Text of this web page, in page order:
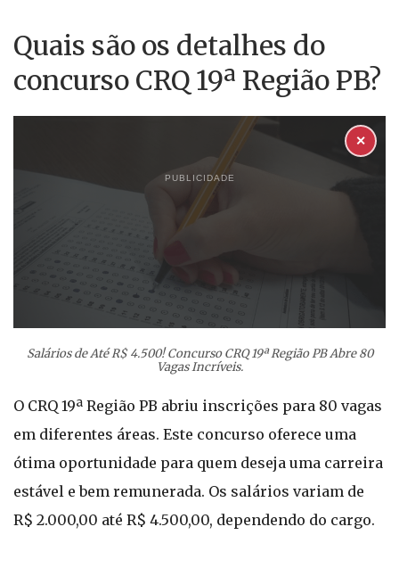
Quais são os detalhes do
concurso CRQ 19ª Região PB?
PUBLICIDADE
✕
Salários de Até R$ 4.500! Concurso CRQ 19ª Região PB Abre 80
Vagas Incríveis.
O CRQ 19ª Região PB abriu inscrições para 80 vagas
em diferentes áreas. Este concurso oferece uma
ótima oportunidade para quem deseja uma carreira
estável e bem remunerada. Os salários variam de
R$ 2.000,00 até R$ 4.500,00, dependendo do cargo.